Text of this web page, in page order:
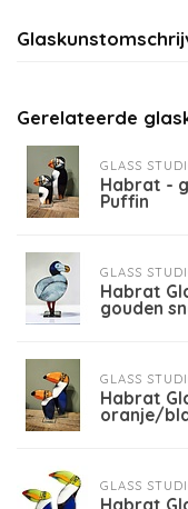
Gerelateerde
GLASS
Habrat -
Puffin
GLASS
Habrat
gouden
GLASS
Habrat
oranje/
GLASS